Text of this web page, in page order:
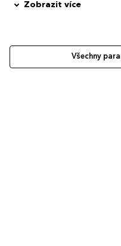
Zobrazit více
Všechny